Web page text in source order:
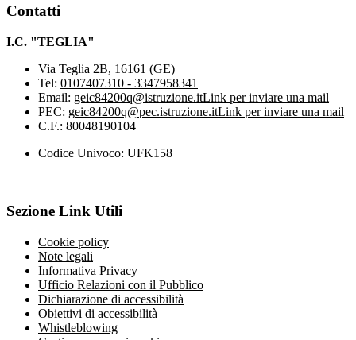
Contatti
I.C. "TEGLIA"
Via Teglia 2B, 16161 (GE)
Tel: 0107407310 - 3347958341
Email: geic84200q@istruzione.itLink per inviare una mail
PEC: geic84200q@pec.istruzione.itLink per inviare una mail
C.F.: 80048190104
Codice Univoco: UFK158
Sezione Link Utili
Cookie policy
Note legali
Informativa Privacy
Ufficio Relazioni con il Pubblico
Dichiarazione di accessibilità
Obiettivi di accessibilità
Whistleblowing